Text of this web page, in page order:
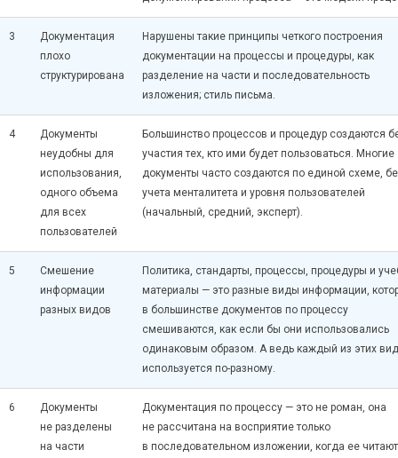
3
Документация
плохо
структурирована
Нарушены такие принципы четкого построения
документации на процессы и процедуры, как
разделение на части и последовательность
изложения; стиль письма.
4
Документы
неудобны для
использования,
одного объема
для всех
пользователей
Большинство процессов и процедур создаются
участия тех, кто ими будет пользоваться. Многие
документы часто создаются по единой схеме,
учета менталитета и уровня пользователей
(начальный, средний, эксперт).
5
Смешение
информации
разных видов
Политика, стандарты, процессы, процедуры и
материалы — это разные виды информации,
в большинстве документов по процессу
смешиваются, как если бы они использовались
одинаковым образом. А ведь каждый из этих
используется по-разному.
6
Документы
не разделены
на части
Документация по процессу — это не роман, она
не рассчитана на восприятие только
в последовательном изложении, когда ее читают